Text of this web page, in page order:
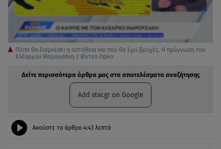
Πόσο θα διαρκέσει η αστάθεια και πού θα έχει βροχές. Η πρόγνωση του
Κλέαρχου Μαρουσάκη / Βίντεο Open
Δείτε περισσότερα άρθρα μας στα αποτελέσματα αναζήτησης
Add star.gr on Google
Ακούστε το άρθρο 4:43 λεπτά